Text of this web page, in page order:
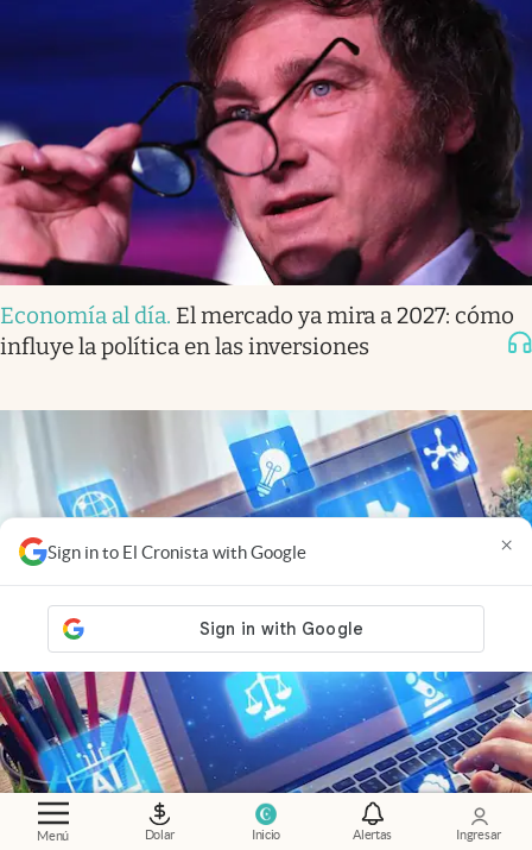
Menú Dolar Inicio Alertas Ingresar
Sign in to El Cronista with Google ×
Economía al día. El mercado ya mira a 2027: cómo
influye la política en las inversiones